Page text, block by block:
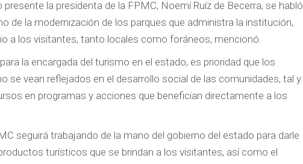
la presidenta de la FPMC, Noemí Ruíz de Becerra, se habló
de la modernización de los parques que administra la institución,
a los visitantes, tanto locales como foráneos, mencionó.
la encargada del turismo en el estado, es prioridad que los
se vean reflejados en el desarrollo social de las comunidades, tal y
en programas y acciones que benefician directamente a los
seguirá trabajando de la mano del gobierno del estado para darle
turísticos que se brindan a los visitantes, así como el